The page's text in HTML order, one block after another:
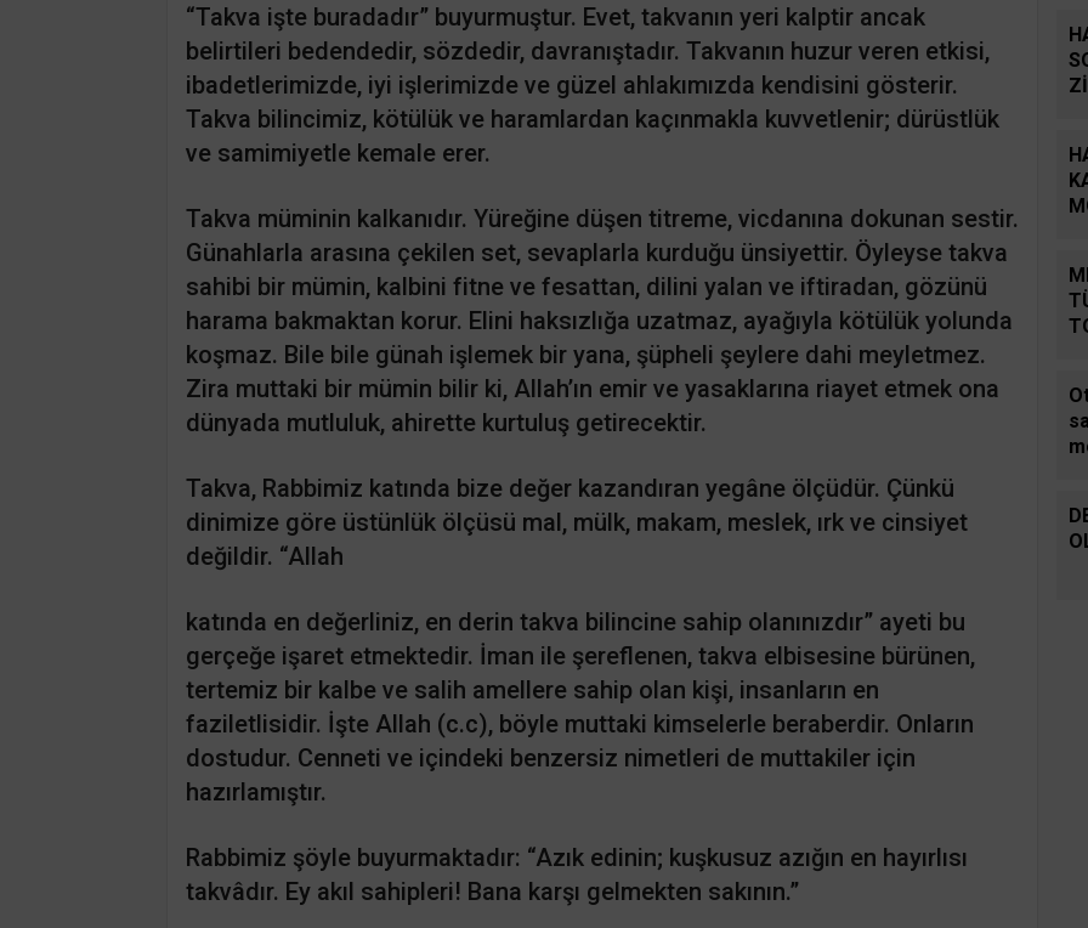
“Takva işte buradadır” buyurmuştur. Evet, takvanın yeri kalptir ancak
belirtileri bedendedir, sözdedir, davranıştadır. Takvanın huzur veren etkisi,
ibadetlerimizde, iyi işlerimizde ve güzel ahlakımızda kendisini gösterir.
Takva bilincimiz, kötülük ve haramlardan kaçınmakla kuvvetlenir; dürüstlük
ve samimiyetle kemale erer.
Takva müminin kalkanıdır. Yüreğine düşen titreme, vicdanına dokunan sestir.
Günahlarla arasına çekilen set, sevaplarla kurduğu ünsiyettir. Öyleyse takva
sahibi bir mümin, kalbini fitne ve fesattan, dilini yalan ve iftiradan, gözünü
harama bakmaktan korur. Elini haksızlığa uzatmaz, ayağıyla kötülük yolunda
koşmaz. Bile bile günah işlemek bir yana, şüpheli şeylere dahi meyletmez.
Zira muttaki bir mümin bilir ki, Allah’ın emir ve yasaklarına riayet etmek ona
dünyada mutluluk, ahirette kurtuluş getirecektir.
Takva, Rabbimiz katında bize değer kazandıran yegâne ölçüdür. Çünkü
dinimize göre üstünlük ölçüsü mal, mülk, makam, meslek, ırk ve cinsiyet
değildir. “Allah
katında en değerliniz, en derin takva bilincine sahip olanınızdır” ayeti bu
gerçeğe işaret etmektedir. İman ile şereflenen, takva elbisesine bürünen,
tertemiz bir kalbe ve salih amellere sahip olan kişi, insanların en
faziletlisidir. İşte Allah (c.c), böyle muttaki kimselerle beraberdir. Onların
dostudur. Cenneti ve içindeki benzersiz nimetleri de muttakiler için
hazırlamıştır.
Rabbimiz şöyle buyurmaktadır: “Azık edinin; kuşkusuz azığın en hayırlısı
takvâdır. Ey akıl sahipleri! Bana karşı gelmekten sakının.”